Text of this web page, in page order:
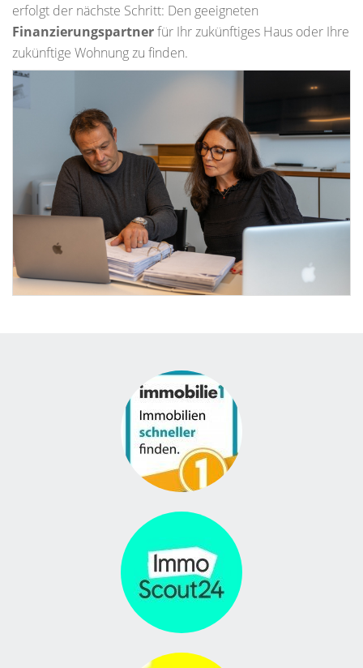
erfolgt der nächste Schritt: Den geeigneten
Finanzierungspartnerfür Ihr zukünftiges Haus oder Ihre
zukünftige Wohnung zu finden.